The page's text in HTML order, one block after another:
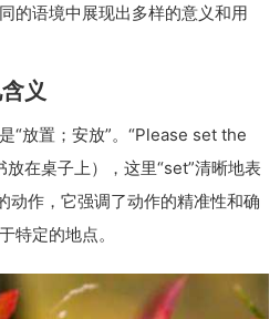
的语境中展现出多样的意义和用
义
“放置；安放”。“Please set the
在桌子上），这里“set”清晰地表
动作，它强调了动作的精准性和确
特定的地点。